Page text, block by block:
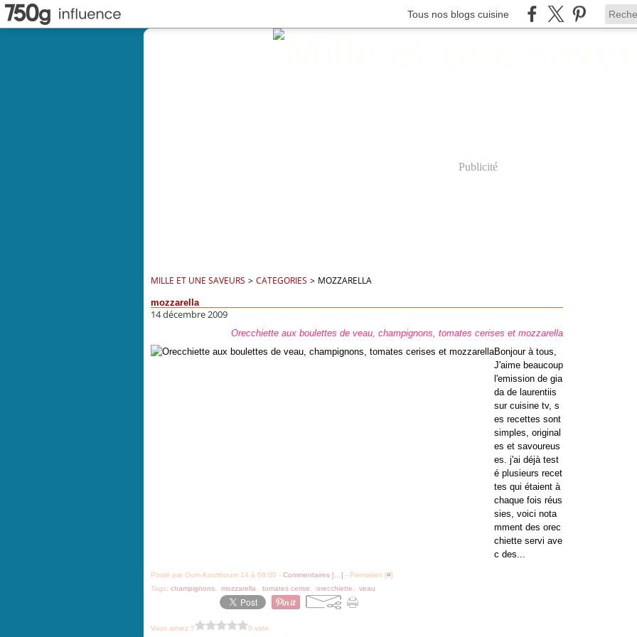
Tous nos blogs cuisine
Publicité
MILLE ET UNE SAVEURS > CATEGORIES > MOZZARELLA
mozzarella
14 décembre 2009
Orecchiette aux boulettes de veau, champignons, tomates cerises et mozzarella
Bonjour à tous,
J'aime beaucoup
l'emission de gia
da de laurentiis
sur cuisine tv, s
es recettes sont
simples, original
es et savoureus
es. j'ai déjà test
é plusieurs recet
tes qui étaient à
chaque fois réus
sies, voici nota
mment des orec
chiette servi ave
c des...
Posté par Oum Koulthoum 14 à 08:00 - Commentaires [ ] - Permalien [#]
Tags: champignons mozzarella tomates cerise orecchiette veau
Vous aimez ? 0 vote